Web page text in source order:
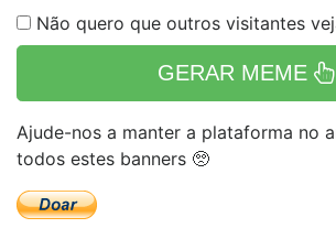
Não quero que outros visitantes
GERAR MEME
Ajude-nos a manter a plataforma no
todos estes banners 🥺